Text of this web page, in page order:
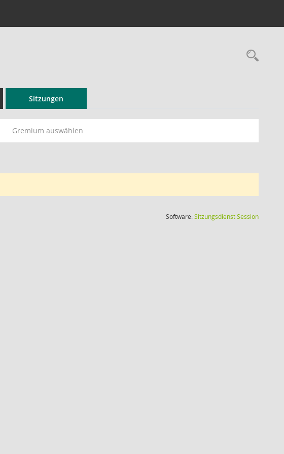
Sitzungen
Gremium auswählen
Software:SitzungsdienstSession(Wird in